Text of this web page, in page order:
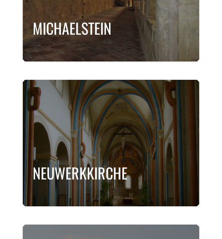
MICHAELSTEIN
NEUWERKKIRCHE